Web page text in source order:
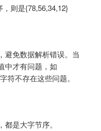
则是{78,56,34,12}
避免数据解析错误。当
中才有问题，如
符不存在这些问题。
是大字节序。